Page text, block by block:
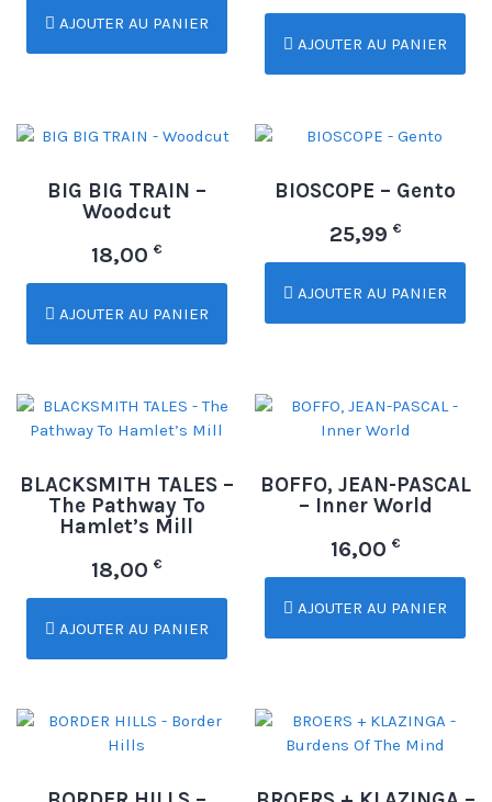
AJOUTER AU PANIER
AJOUTER AU PANIER
BIG BIG TRAIN –
Woodcut
18,00 €
AJOUTER AU PANIER
BIOSCOPE – Gento
25,99 €
AJOUTER AU PANIER
BLACKSMITH TALES –
The Pathway To
Hamlet’s Mill
18,00 €
AJOUTER AU PANIER
BOFFO, JEAN-PASCAL
– Inner World
16,00 €
AJOUTER AU PANIER